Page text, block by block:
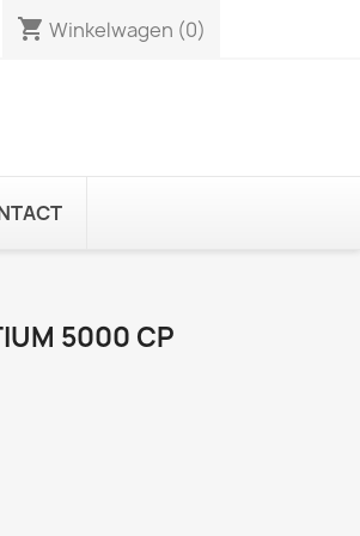
shopping_cart Winkelwagen (0)
5000 CP